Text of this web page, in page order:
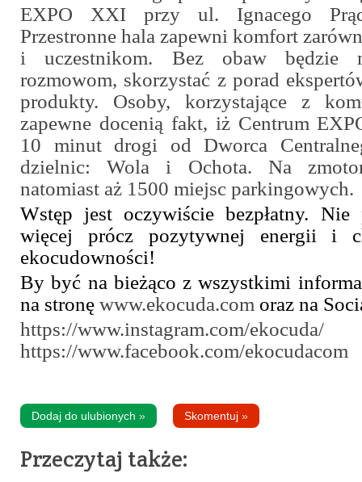
EXPO XXI przy ul. Ignacego
Przestronne hala zapewni komfort
i uczestnikom. Bez obaw będzie
rozmowom, skorzystać z porad
produkty. Osoby, korzystające z
zapewne docenią fakt, iż Centrum
10 minut drogi od Dworca
dzielnic: Wola i Ochota. Na
natomiast aż 1500 miejsc parkingowych.
Wstęp jest oczywiście bezpłatny. Nie
więcej prócz pozytywnej energii i
ekocudowności!
By być na bieżąco z wszystkimi
na stronę www.ekocuda.com oraz na
https://www.instagram.com/ekocuda/
https://www.facebook.com/ekocudacom
Dodaj do ulubionych » Skomentuj »
Przeczytaj także: